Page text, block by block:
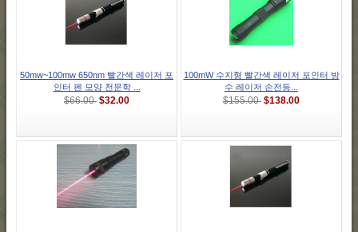
50mw~100mw 650nm 빨간색 레이저 포
인터 펜 모양 천문학 ...
$66.00 $32.00
100mW 수지형 빨간색 레이저 포인터 방
수 레이저 손전등...
$155.00 $138.00